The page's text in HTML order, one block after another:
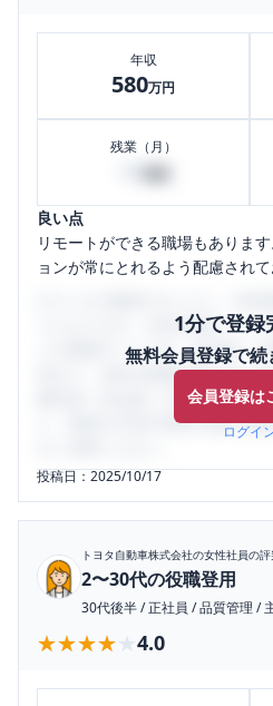
年収
580万円
残業（月）
40
良い点
リモートができる職場もありま
ョンが常にとれるよう配慮され
1分で登録
無料会員登録で
会員登録は
ログイ
うになります。SHEHUB(シーハ
ミの投稿サイトです。給与面・
判など、女性の転職は気にすべ
輩社員（元社員）の口コミを通
り、将来の不安や現在の悩みを
投稿日：2025/10/17
トヨタ自動車株式会社の女性社員の評
2〜30代の役職登用
30代後半/正社員 /品質管理 /
★★★★★
★★★★★ 4.0